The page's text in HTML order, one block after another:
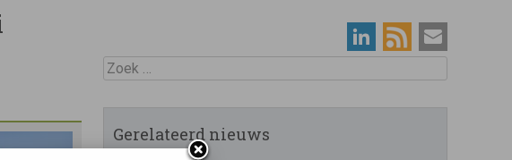
Zoek
Gerelateerd nieuws